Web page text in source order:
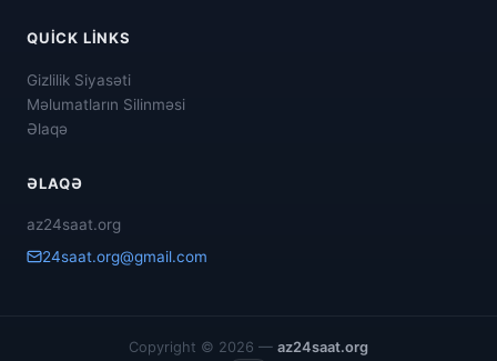
QUICK LINKS
Gizlilik Siyasəti
Məlumatların Silinməsi
Əlaqə
ƏLAQƏ
az24saat.org
24saat.org@gmail.com
Copyright © 2026 — az24saat.org